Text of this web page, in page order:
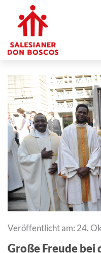
Veröffentlicht am: 24.
Große Freude bei